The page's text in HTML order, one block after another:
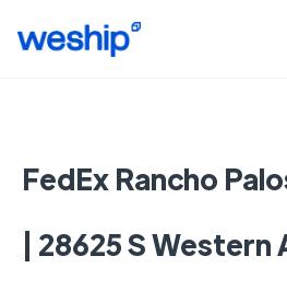
FedEx Rancho
| 28625 S Western